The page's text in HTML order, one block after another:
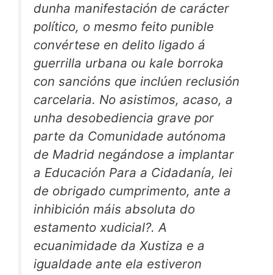
dunha manifestación de carácter
político, o mesmo feito punible
convértese en delito ligado á
guerrilla urbana ou kale borroka
con sancións que inclúen reclusión
carcelaria. No asistimos, acaso, a
unha desobediencia grave por
parte da Comunidade autónoma
de Madrid negándose a implantar
a Educación Para a Cidadanía, lei
de obrigado cumprimento, ante a
inhibición máis absoluta do
estamento xudicial?. A
ecuanimidade da Xustiza e a
igualdade ante ela estiveron